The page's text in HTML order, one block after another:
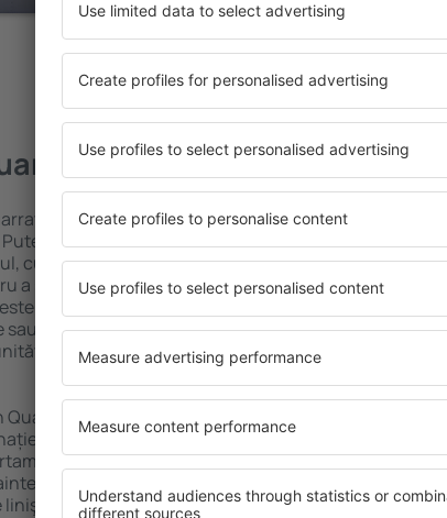
Vedeţi mai multe oferte în
Găsiți cazare pentru fiecare buget şi
beneficia de proprietăți spațioase,
cu numeroase facilități, precum și de
a sta câteva zile în timpul unui city break.
disponibilă în centrul orașului, lângă
sau regiuni mai puțin populare. Acest lucru
de cazare în funcție de nevoi și de
mai devreme, aveți garanţia că
vă puteţi relaxa, fără a fi nevoie să
sau altă unitate de cazare.
de călătoria spre Quarrata și vă veţi
ȋn
auto,
să